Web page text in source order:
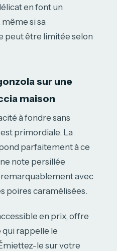
en font un
si sa
peut être limitée selon
sur une
maison
à fondre sans
primordiale. La
parfaitement à ce
note persillée
avec
poires caramélisées.
en prix, offre
rappelle le
le sur votre